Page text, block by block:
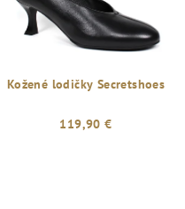
Kožené lodičky Secretshoes
119,90 €